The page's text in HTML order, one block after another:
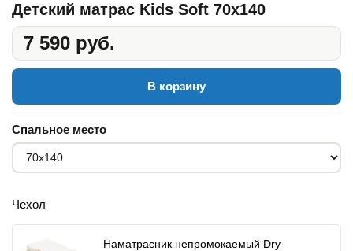
Детский матрас Kids Soft 70x140
7 590 руб.
В корзину
Спальное место
Чехол
Наматрасник непромокаемый Dry